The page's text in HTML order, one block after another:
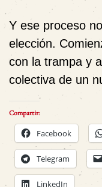
Y ese proceso
elección.
con la trampa y
colectiva de un
Compartir:
Facebook
Telegram
LinkedIn